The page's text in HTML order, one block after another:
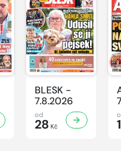
BLESK -
7.8.2026
od
28 Kč